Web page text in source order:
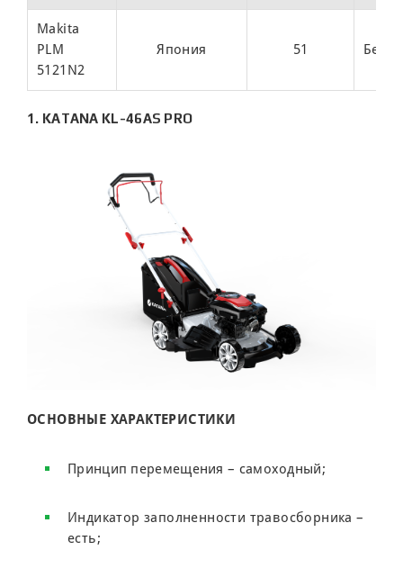
Makita
PLM
5121N2
Япония 51
1. KATANA KL-46AS PRO
ОСНОВНЫЕ ХАРАКТЕРИСТИКИ
Принцип перемещения – самоходный;
Индикатор заполненности травосборника –
есть;